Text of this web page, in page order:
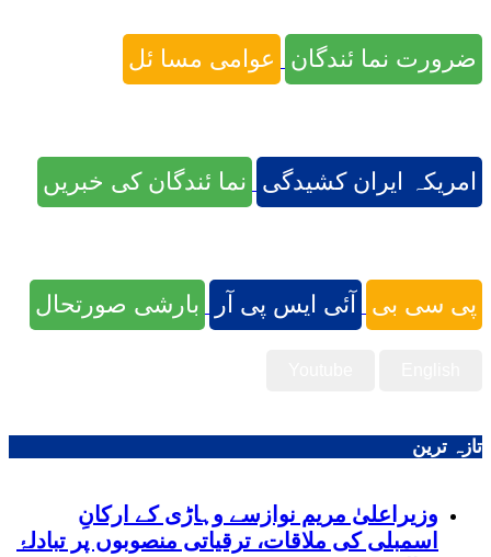
ضرورت نما ئندگان عوامی مسا ئل
امریکہ ایران کشیدگی نما ئندگان کی خبریں
پی سی بی آئی ایس پی آر بارشی صورتحال
تازہ ترین
وزیراعلیٰ مریم نوازسے وہاڑی کے ارکانِ
اسمبلی کی ملاقات، ترقیاتی منصوبوں پر تبادلۂ